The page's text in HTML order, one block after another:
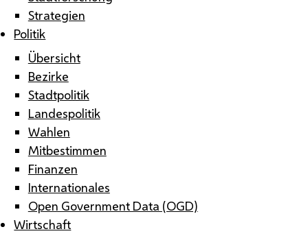
Strategien
Politik
Übersicht
Bezirke
Stadtpolitik
Landespolitik
Wahlen
Mitbestimmen
Finanzen
Internationales
Open Government Data (OGD)
Wirtschaft